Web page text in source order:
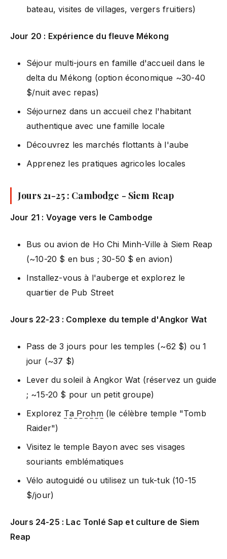
bateau, visites de villages, vergers fruitiers)
Jour 20 : Expérience du fleuve Mékong
Séjour multi-jours en famille d'accueil dans le
delta du Mékong (option économique ~30-40
$/nuit avec repas)
Séjournez dans un accueil chez l'habitant
authentique avec une famille locale
Découvrez les marchés flottants à l'aube
Apprenez les pratiques agricoles locales
Jours 21-25 : Cambodge - Siem Reap
Jour 21 : Voyage vers le Cambodge
Bus ou avion de Ho Chi Minh-Ville à Siem Reap
(~10-20 $ en bus ; 30-50 $ en avion)
Installez-vous à l'auberge et explorez le
quartier de Pub Street
Jours 22-23 : Complexe du temple d'Angkor Wat
Pass de 3 jours pour les temples (~62 $) ou 1
jour (~37 $)
Lever du soleil à Angkor Wat (réservez un guide
; ~15-20 $ pour un petit groupe)
Explorez Ta Prohm(le célèbre temple "Tomb
Raider")
Visitez le temple Bayon avec ses visages
souriants emblématiques
Vélo autoguidé ou utilisez un tuk-tuk (10-15
$/jour)
Jours 24-25 : Lac Tonlé Sap et culture de Siem
Reap